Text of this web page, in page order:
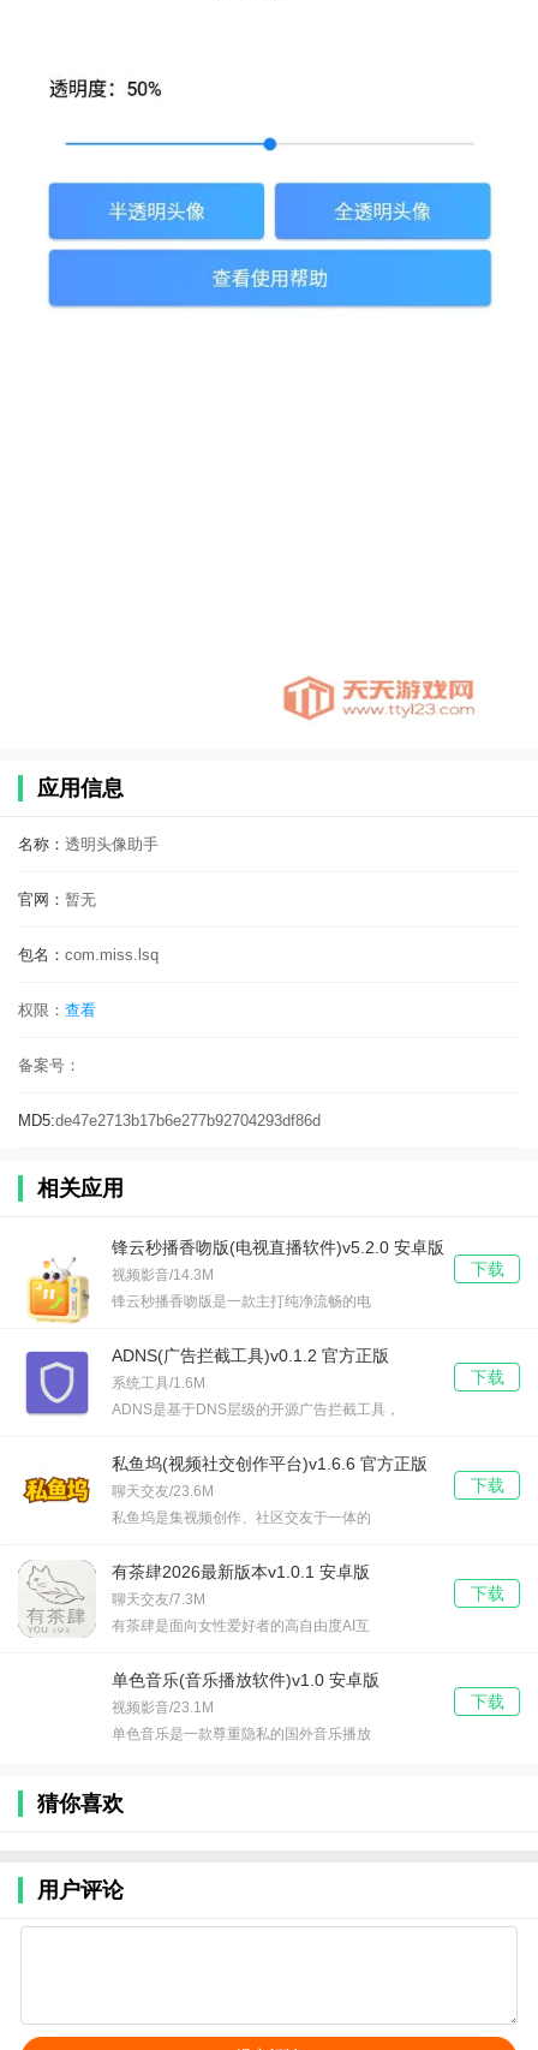
应用信息
名称： 透明头像助手
官网： 暂无
包名： com.miss.lsq
权限： 查看
备案号：
MD5:de47e2713b17b6e277b92704293df86d
相关应用
锋云秒播香吻版(电视直播软件)v5.2.0 安卓版
视频影音/14.3M
锋云秒播香吻版是一款主打纯净流畅的电
下载
ADNS(广告拦截工具)v0.1.2 官方正版
系统工具/1.6M
ADNS是基于DNS层级的开源广告拦截工具，
下载
私鱼坞(视频社交创作平台)v1.6.6 官方正版
聊天交友/23.6M
私鱼坞是集视频创作、社区交友于一体的
下载
有茶肆2026最新版本v1.0.1 安卓版
聊天交友/7.3M
有茶肆是面向女性爱好者的高自由度AI互
下载
单色音乐(音乐播放软件)v1.0 安卓版
视频影音/23.1M
单色音乐是一款尊重隐私的国外音乐播放
下载
猜你喜欢
用户评论